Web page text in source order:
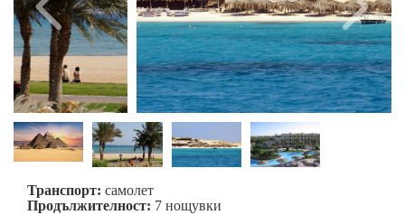
Транспорт: самолет
Продължителност: 7 нощувки